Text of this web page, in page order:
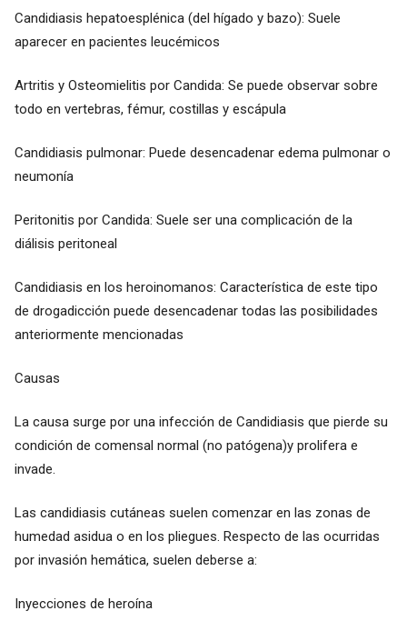
Candidiasis hepatoesplénica (del hígado y bazo): Suele
aparecer en pacientes leucémicos
Artritis y Osteomielitis por Candida: Se puede observar sobre
todo en vertebras, fémur, costillas y escápula
Candidiasis pulmonar: Puede desencadenar edema pulmonar o
neumonía
Peritonitis por Candida: Suele ser una complicación de la
diálisis peritoneal
Candidiasis en los heroinomanos: Característica de este tipo
de drogadicción puede desencadenar todas las posibilidades
anteriormente mencionadas
Causas
La causa surge por una infección de Candidiasis que pierde su
condición de comensal normal (no patógena)y prolifera e
invade.
Las candidiasis cutáneas suelen comenzar en las zonas de
humedad asidua o en los pliegues. Respecto de las ocurridas
por invasión hemática, suelen deberse a:
Inyecciones de heroína